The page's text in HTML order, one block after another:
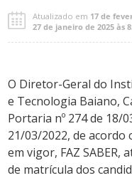
Atualizado em 17 de
27 de janeiro de 2025 às
O Diretor-Geral do
e Tecnologia Baiano,
Portaria nº 274 de 18/
21/03/2022, de acordo
em vigor, FAZ SABER,
de matrícula dos